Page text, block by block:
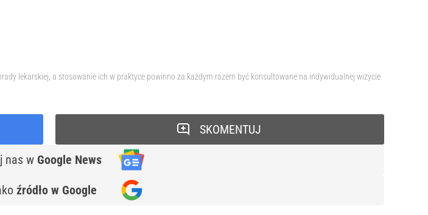
lekarskiej, a stosowanie ich w praktyce powinno za każdym razem być konsultowane na indywidualnej wizycie
nas w Google News
źródło w Google
SKOMENTUJ